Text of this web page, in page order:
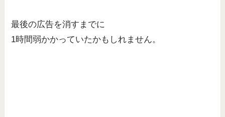
最後の広告を消すまでに
1時間弱かかっていたかもしれません。